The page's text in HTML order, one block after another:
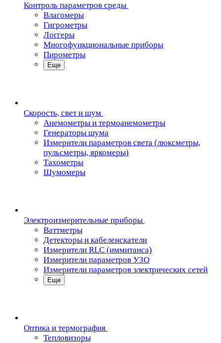
Контроль параметров среды
Влагомеры
Гигрометры
Логгеры
Многофункциональные приборы
Пирометры
Еще
Скорость, свет и шум
Анемометры и термоанемометры
Генераторы шума
Измерители параметров света (люксметры,
пульсметры, яркомеры)
Тахометры
Шумомеры
Электроизмерительные приборы
Ваттметры
Детекторы и кабелеискатели
Измерители RLC (иммитанса)
Измерители параметров УЗО
Измерители параметров электрических сетей
Еще
Oптика и термография
Тепловизоры